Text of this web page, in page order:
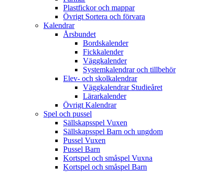
Plastfickor och mappar
Övrigt Sortera och förvara
Kalendrar
Årsbundet
Bordskalender
Fickkalender
Väggkalender
Systemkalendrar och tillbehör
Elev- och skolkalendrar
Väggkalendrar Studieåret
Lärarkalender
Övrigt Kalendrar
Spel och pussel
Sällskapsspel Vuxen
Sällskapsspel Barn och ungdom
Pussel Vuxen
Pussel Barn
Kortspel och småspel Vuxna
Kortspel och småspel Barn